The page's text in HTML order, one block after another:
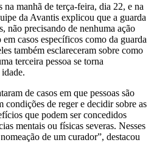
manhã de terça-feira, dia 22, e na
da Avantis explicou que a guarda
não precisando de nenhuma ação
casos específicos como da guarda
também esclareceram sobre como
terceira pessoa se torna
de casos em que pessoas são
condições de reger e decidir sobre as
que podem ser concedidos
mentais ou físicas severas. Nesses
de um curador”, destacou